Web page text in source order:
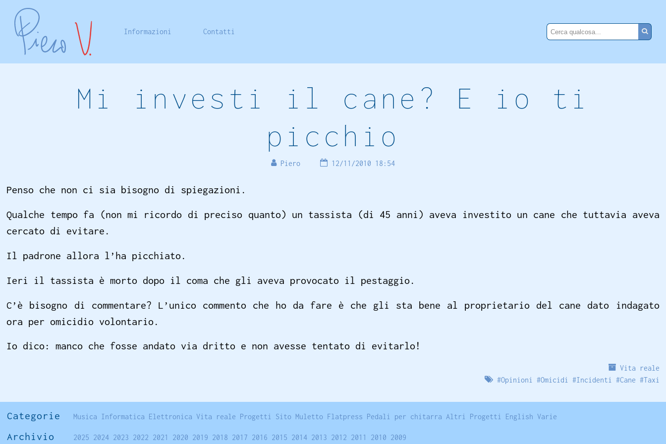
Informazioni Contatti
Mi investi il cane? E io ti
picchio
Piero 12/11/2010 18:54
Penso che non ci sia bisogno di spiegazioni.
Qualche tempo fa (non mi ricordo di preciso quanto) un tassista (di 45 anni) aveva investito un cane che tuttavia aveva
cercato di evitare.
Il padrone allora l’ha picchiato.
Ieri il tassista è morto dopo il coma che gli aveva provocato il pestaggio.
C’è bisogno di commentare? L’unico commento che ho da fare è che gli sta bene al proprietario del cane dato indagato
ora per omicidio volontario.
Io dico: manco che fosse andato via dritto e non avesse tentato di evitarlo!
Vita reale
#Opinioni #Omicidi #Incidenti #Cane #Taxi
Categorie Musica Informatica Elettronica Vita reale Progetti Sito Muletto Flatpress Pedali per chitarra Altri Progetti English Varie
Archivio 2025 2024 2023 2022 2021 2020 2019 2018 2017 2016 2015 2014 2013 2012 2011 2010 2009